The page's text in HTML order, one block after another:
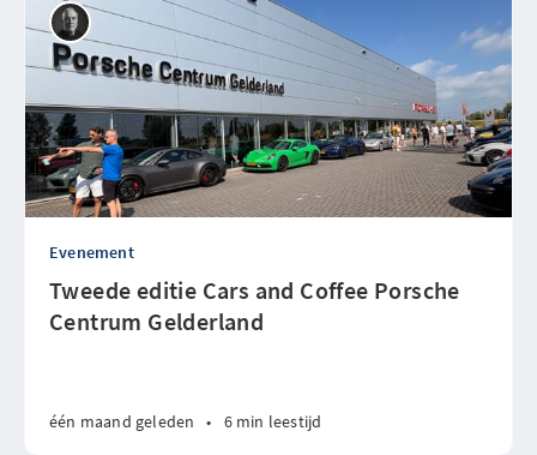
Evenement
Tweede editie Cars and Coffee Porsche
Centrum Gelderland
één maand geleden • 6 min leestijd